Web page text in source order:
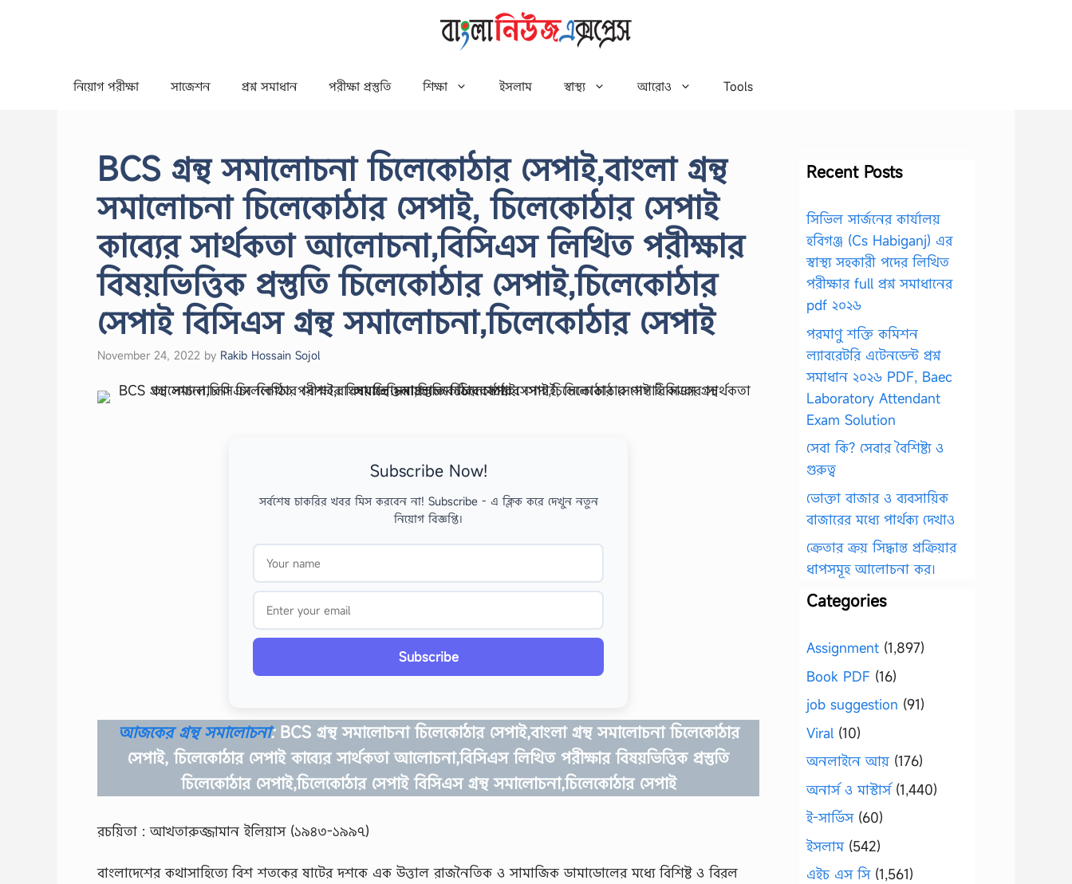
নিয়োগ পরীক্ষা সাজেশন প্রশ্ন সমাধান পরীক্ষা প্রস্তুতি শিক্ষা ইসলাম স্বাস্থ্য আরোও Tools
BCS গ্রন্থ সমালোচনা চিলেকোঠার সেপাই,বাংলা গ্রন্থ
সমালোচনা চিলেকোঠার সেপাই, চিলেকোঠার সেপাই
কাব্যের সার্থকতা আলোচনা,বিসিএস লিখিত পরীক্ষার
বিষয়ভিত্তিক প্রস্তুতি চিলেকোঠার সেপাই,চিলেকোঠার
সেপাই বিসিএস গ্রন্থ সমালোচনা,চিলেকোঠার সেপাই
November 24, 2022 by Rakib Hossain Sojol
Subscribe Now!
সর্বশেষ চাকরির খবর মিস করবেন না! Subscribe - এ ক্লিক করে দেখুন নতুন
নিয়োগ বিজ্ঞপ্তি।
Subscribe
আজকের গ্রন্থ সমালোচনা:BCS গ্রন্থ সমালোচনা চিলেকোঠার সেপাই,বাংলা গ্রন্থ সমালোচনা চিলেকোঠার
সেপাই, চিলেকোঠার সেপাই কাব্যের সার্থকতা আলোচনা,বিসিএস লিখিত পরীক্ষার বিষয়ভিত্তিক প্রস্তুতি
চিলেকোঠার সেপাই,চিলেকোঠার সেপাই বিসিএস গ্রন্থ সমালোচনা,চিলেকোঠার সেপাই
রচয়িতা : আখতারুজ্জামান ইলিয়াস (১৯৪৩-১৯৯৭)
বাংলাদেশের কথাসাহিত্যে বিশ শতকের ষাটের দশকে এক উত্তাল রাজনৈতিক ও সামাজিক ডামাডােলের মধ্যে বিশিষ্ট ও বিরল
Recent Posts
সিভিল সার্জনের কার্যালয়
হবিগঞ্জ (Cs Habiganj) এর
স্বাস্থ্য সহকারী পদের লিখিত
পরীক্ষার full প্রশ্ন সমাধানের
pdf ২০২৬
পরমাণু শক্তি কমিশন
ল্যাবরেটরি এটেনডেন্ট প্রশ্ন
সমাধান ২০২৬ PDF, Baec
Laboratory Attendant
Exam Solution
সেবা কি? সেবার বৈশিষ্ট্য ও
গুরুত্ব
ভোক্তা বাজার ও ব্যবসায়িক
বাজারের মধ্যে পার্থক্য দেখাও
ক্রেতার ক্রয় সিদ্ধান্ত প্রক্রিয়ার
ধাপসমূহ আলোচনা কর।
Categories
Assignment (1,897)
Book PDF (16)
job suggestion (91)
Viral (10)
অনলাইনে আয় (176)
অনার্স ও মাস্টার্স(1,440)
ই-সার্ভিস(60)
ইসলাম(542)
এইচ এস সি(1,561)